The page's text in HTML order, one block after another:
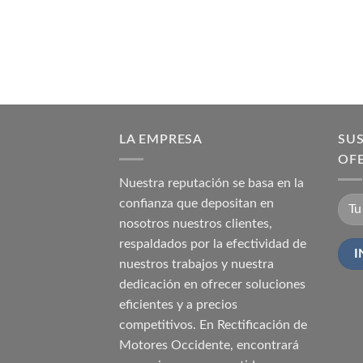
LA EMPRESA
Nuestra reputación se basa en la
confianza que depositan en
nosotros nuestros clientes,
respaldados por la efectividad de
nuestros trabajos y nuestra
dedicación en ofrecer soluciones
eficientes y a precios
competitivos. En Rectificación de
Motores Occidente, encontrará